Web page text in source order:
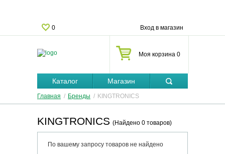
0 Вход в магазин
Моя корзина 0
Каталог Магазин
Главная / Бренды / KINGTRONICS
KINGTRONICS (Найдено 0 товаров)
По вашему запросу товаров не найдено